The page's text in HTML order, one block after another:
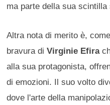
ma parte della sua scintilla
Altra nota di merito è,
bravura di Virginie Efira
alla sua protagonista,
di emozioni. Il suo volto
dove l'arte della